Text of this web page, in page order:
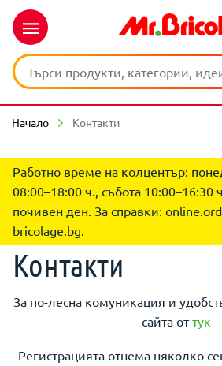
Начало Контакти
Работно време на колцентър:
08:00–18:00 ч., събота 10:00–16:30
почивен ден. За справки:
bricolage.bg.
Контакти
За по-лесна комуникация и
сайта оттук
Регистрацията отнема няколко